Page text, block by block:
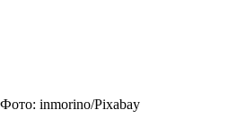
Фото: inmorino/Pixabay